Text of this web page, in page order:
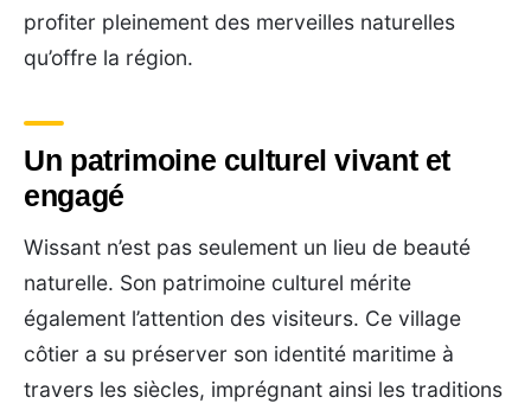
profiter pleinement des merveilles naturelles
qu’offre la région.
Un patrimoine culturel vivant et
engagé
Wissant n’est pas seulement un lieu de beauté
naturelle. Son patrimoine culturel mérite
également l’attention des visiteurs. Ce village
côtier a su préserver son identité maritime à
travers les siècles, imprégnant ainsi les traditions